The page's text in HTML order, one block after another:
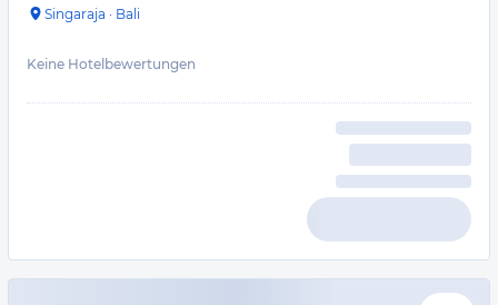
Singaraja · Bali
Keine Hotelbewertungen